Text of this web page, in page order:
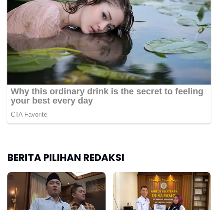
BERITA PILIHAN REDAKSI